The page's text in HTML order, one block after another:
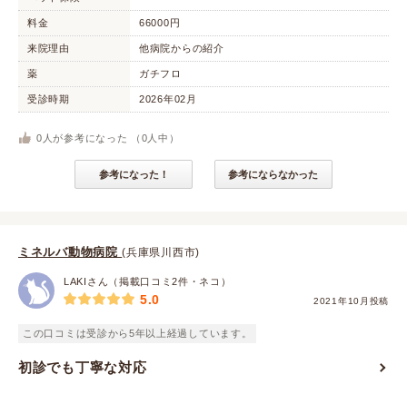
料金 66000円
来院理由 他病院からの紹介
薬 ガチフロ
受診時期 2026年02月
0 人が参考になった （ 0 人中）
参考になった！ 参考にならなかった
ミネルバ動物病院(兵庫県川西市)
LAKIさん（掲載口コミ2件・ネコ）
2021年10月投稿
5.0
この口コミは受診から5年以上経過しています。
初診でも丁寧な対応